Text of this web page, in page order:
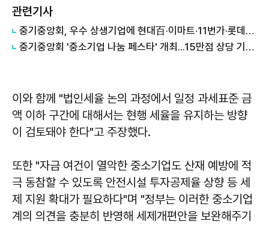
관련기사
중기중앙회, 우수 상생기업에 현대百·이마트·11번가·롯데온 선정
중기중앙회 '중소기업 나눔 페스타' 개최...15만점 상당 기부물품 판매
이와 함께 "법인세율 논의 과정에서 일정 과세표준 금
액 이하 구간에 대해서는 현행 세율을 유지하는 방향
이 검토돼야 한다"고 주장했다.
또한 "자금 여건이 열악한 중소기업도 산재 예방에 적
극 동참할 수 있도록 안전시설 투자공제율 상향 등 세
제 지원 확대가 필요하다"며 "정부는 이러한 중소기업
계의 의견을 충분히 반영해 세제개편안을 보완해주기